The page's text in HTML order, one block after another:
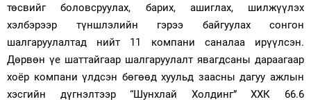
төсвийг боловсруулах, барих, ашиглах, шилжүүлэх
хэлбэрээр түншлэлийн гэрээ байгуулах сонгон
шалгаруулалтад нийт 11 компани саналаа ирүүлсэн.
Дөрвөн үе шаттайгаар шалгаруулалт явагдсаны дараагаар
хоёр компани үлдсэн бөгөөд хуульд заасны дагуу ажлын
хэсгийн дүгнэлтээр “Шунхлай Холдинг” ХХК 66.6